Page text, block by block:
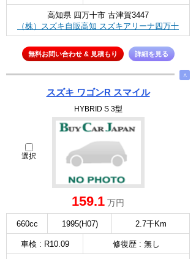
高知県 四万十市 古津賀3447
（株）スズキ自販高知 スズキアリーナ四万十
無料お問い合わせ & 見積もり 詳細を見る
∧
スズキ ワゴンR スマイル
HYBRID S 3型
選択
159.1 万円
660cc 1995(H07) 2.7千Km
車検 : R10.09 修復歴 : 無し